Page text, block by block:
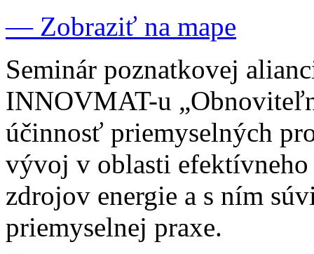
— Zobraziť na mape
Seminár poznatkovej
INNOVMAT-u
účinnosť priemyselných
vývoj v oblasti
zdrojov energie a s ním
priemyselnej praxe.